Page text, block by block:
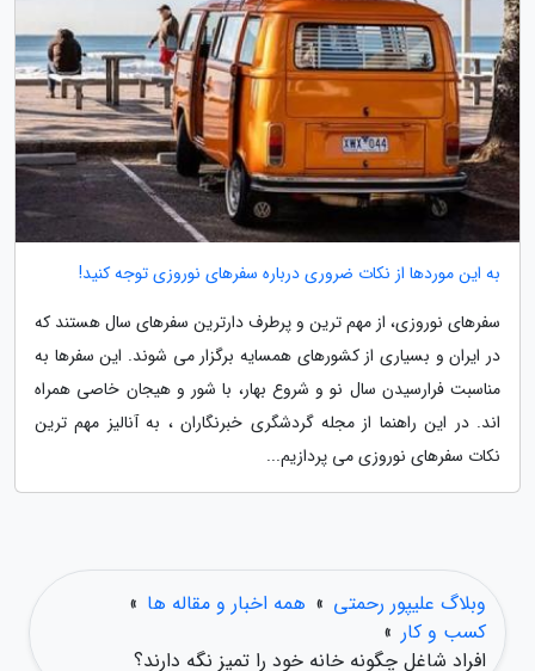
به این موردها از نکات ضروری درباره سفرهای نوروزی توجه کنید!
سفرهای نوروزی، از مهم ترین و پرطرف دارترین سفرهای سال هستند که
در ایران و بسیاری از کشورهای همسایه برگزار می شوند. این سفرها به
مناسبت فرارسیدن سال نو و شروع بهار، با شور و هیجان خاصی همراه
اند. در این راهنما از مجله گردشگری خبرنگاران ، به آنالیز مهم ترین
نکات سفرهای نوروزی می پردازیم...
وبلاگ علیپور رحمتی » همه اخبار و مقاله ها »
کسب و کار »
افراد شاغل چگونه خانه خود را تمیز نگه دارند؟